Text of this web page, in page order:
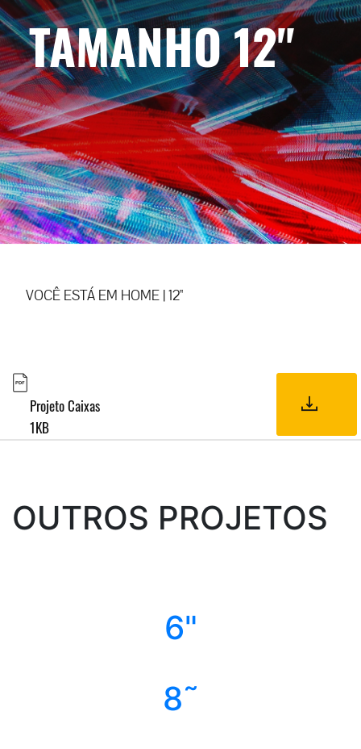
TAMANHO 12"
VOCÊ ESTÁ EM HOME |12"
Projeto Caixas
1KB
OUTROS PROJETOS
6"
8˜